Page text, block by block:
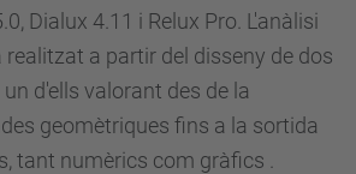
Dialux 4.11 i Relux Pro. L'anàlisi
a partir del disseny de dos
d'ells valorant des de la
geomètriques fins a la sortida
tant numèrics com gràfics .